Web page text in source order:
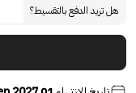
هل تريد الدفع بالتقسيط؟